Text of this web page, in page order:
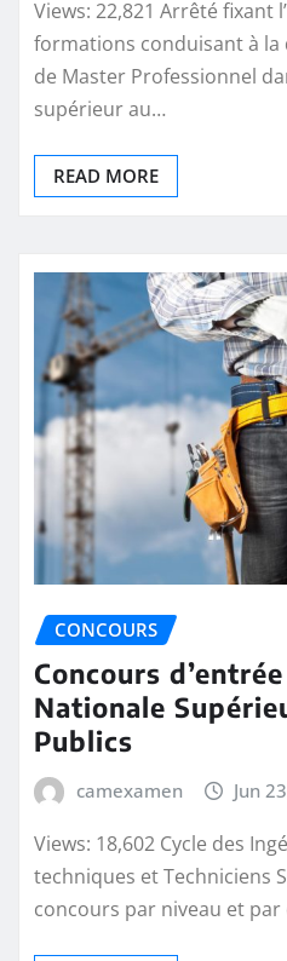
Views: 22,821 Arrêté fixant
formations conduisant à la
de Master Professionnel
supérieur au…
READ MORE
CONCOURS
Concours
Nationale
Publics
camexamen Jun
Views: 18,602 Cycle des
techniques et Techniciens
concours par niveau et